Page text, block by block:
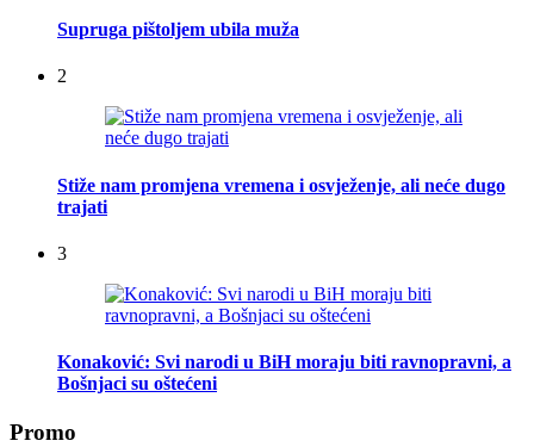
Supruga pištoljem ubila muža
2
Stiže nam promjena vremena i osvježenje, ali neće dugo
trajati
3
Konaković: Svi narodi u BiH moraju biti ravnopravni, a
Bošnjaci su oštećeni
Promo